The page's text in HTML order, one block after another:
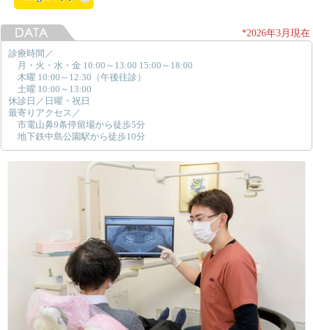
*2026年3月現在
診療時間／
月・火・水・金 10:00～13:00 15:00～18:00
木曜 10:00～12:30（午後往診）
土曜 10:00～13:00
休診日／日曜・祝日
最寄りアクセス／
市電山鼻9条停留場から徒歩5分
地下鉄中島公園駅から徒歩10分